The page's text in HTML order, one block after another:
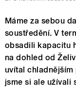
Máme za sebou
soustředění. V
obsadili kapacitu
na dohled od
uvítal
jsme si ale užívali